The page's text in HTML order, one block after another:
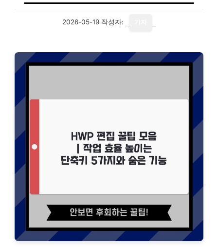
2026-05-19 작성자: